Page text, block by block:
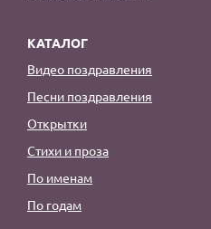
КАТАЛОГ
Видео поздравления
Песни поздравления
Открытки
Стихи и проза
По именам
По годам